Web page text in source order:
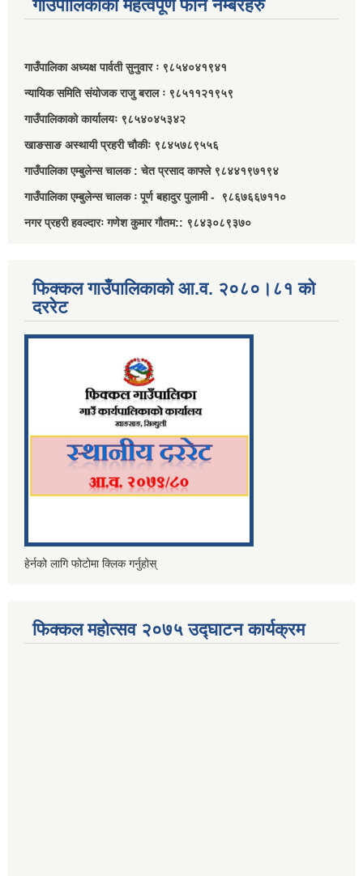
गाउँपालिकाका महत्वपूर्ण फोन नम्बरहरु
गाउँपालिका अध्यक्ष पार्वती सुनुवार ः ९८५४०४१९४१
न्यायिक समिति संयोजक राजु बराल ः ९८५११२१९५९
गाउँपालिकाको कार्यालयः ९८५४०४५३४२
खाङसाङ अस्थायी प्रहरी चौकीः ९८४५७८९५५६
गाउँपालिका एम्बुलेन्स चालक : चेत प्रसाद काफ्ले ९८४४१९७१९४
गाउँपालिका एम्बुलेन्स चालक ः पूर्ण बहादुर पुलामी - ९८६७६६७११०
नगर प्रहरी हवल्दारः गणेश कुमार गौतम:: ९८४३०८९३७०
फिक्कल गाउँपालिकाको आ.व. २०८०।८१ को
दररेट
हेर्नको लागि फोटोमा क्लिक गर्नुहोस्
फिक्कल महोत्सव २०७५ उद्घाटन कार्यक्रम